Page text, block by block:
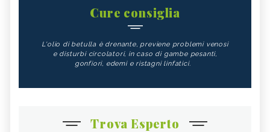
Cure consiglia
L'olio di betulla è drenante, previene problemi venosi
e disturbi circolatori, in caso di gambe pesanti,
gonfiori, edemi e ristagni linfatici.
Trova Esperto